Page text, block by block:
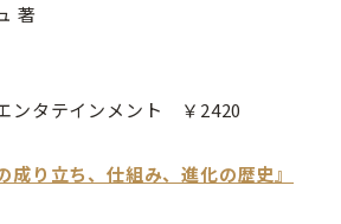
著
ンタテインメント ￥2420
り立ち、仕組み、進化の歴史』